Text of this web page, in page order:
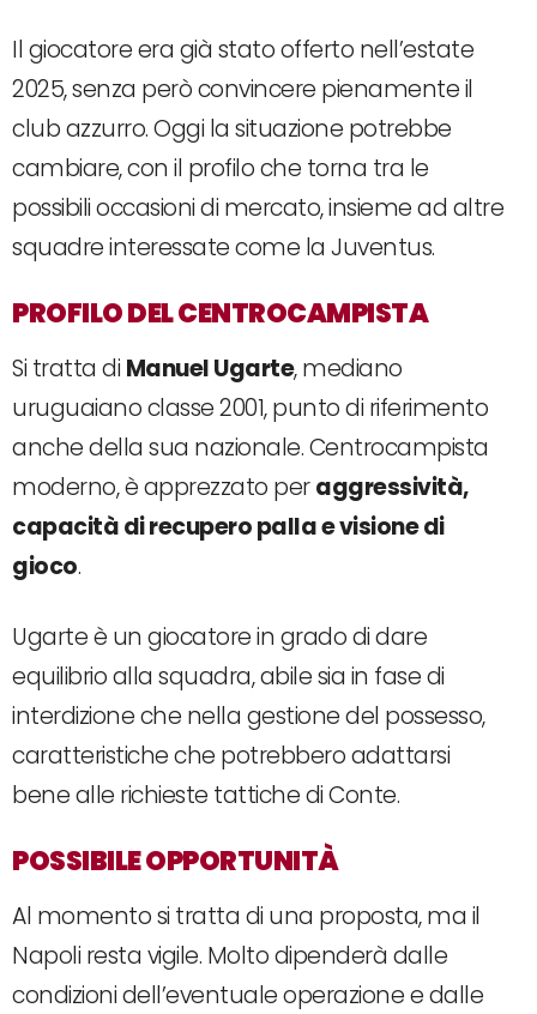
Il giocatore era già stato offerto nell’estate
2025, senza però convincere pienamente il
club azzurro. Oggi la situazione potrebbe
cambiare, con il profilo che torna tra le
possibili occasioni di mercato, insieme ad altre
squadre interessate come la Juventus.
PROFILO DEL CENTROCAMPISTA
Si tratta di Manuel Ugarte, mediano
uruguaiano classe 2001, punto di riferimento
anche della sua nazionale. Centrocampista
moderno, è apprezzato peraggressività,
capacità di recupero palla e visione di
gioco.
Ugarte è un giocatore in grado di dare
equilibrio alla squadra, abile sia in fase di
interdizione che nella gestione del possesso,
caratteristiche che potrebbero adattarsi
bene alle richieste tattiche di Conte.
POSSIBILE OPPORTUNITÀ
Al momento si tratta di una proposta, ma il
Napoli resta vigile. Molto dipenderà dalle
condizioni dell’eventuale operazione e dalle